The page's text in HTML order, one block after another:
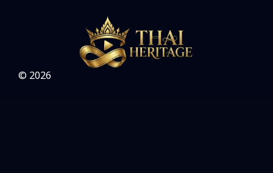
Slice of Life ชีวิตประจำวัน
Social Issues สังคม
Spy
© 2026